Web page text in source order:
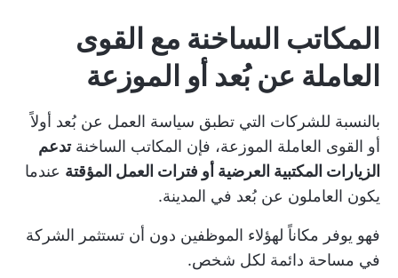
المكاتب الساخنة مع القوى
العاملة عن بُعد أو الموزعة
بالنسبة للشركات التي تطبق سياسة العمل عن بُعد أولاً
أو القوى العاملة الموزعة، فإن المكاتب الساخنةتدعم
الزيارات المكتبية العرضية أو فترات العمل المؤقتة عندما
يكون العاملون عن بُعد في المدينة.
فهو يوفر مكاناً لهؤلاء الموظفين دون أن تستثمر الشركة
في مساحة دائمة لكل شخص.